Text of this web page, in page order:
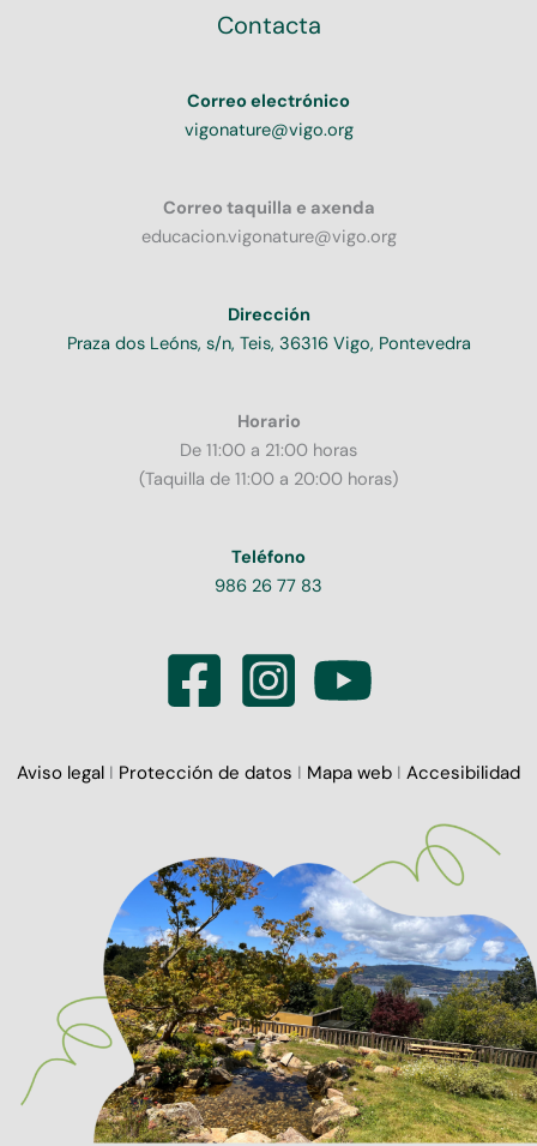
Contacta
Correo electrónico
vigonature@vigo.org
Correo taquilla e axenda
educacion.vigonature@vigo.org
Dirección
Praza dos Leóns, s/n, Teis, 36316 Vigo, Pontevedra
Horario
De 11:00 a 21:00 horas
(Taquilla de 11:00 a 20:00 horas)
Teléfono
986 26 77 83
Aviso legal I Protección de datos I Mapa web I Accesibilidad